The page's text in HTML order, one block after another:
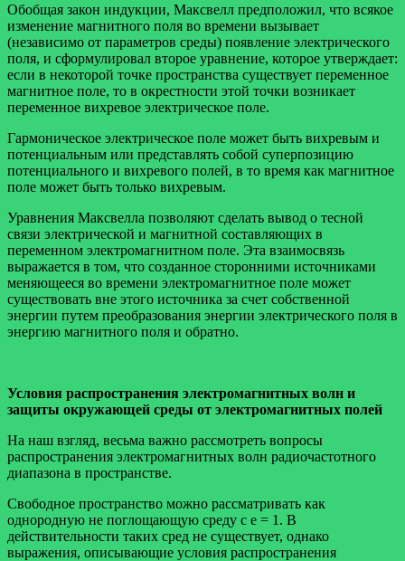
Обобщая закон индукции, Максвелл предположил, что всякое
изменение магнитного поля во времени вызывает
(независимо от параметров среды) появление электрического
поля, и сформулировал второе уравнение, которое утверждает:
если в некоторой точке пространства существует переменное
магнитное поле, то в окрестности этой точки возникает
переменное вихревое электрическое поле.
Гармоническое электрическое поле может быть вихревым и
потенциальным или представлять собой суперпозицию
потенциального и вихревого полей, в то время как магнитное
поле может быть только вихревым.
Уравнения Максвелла позволяют сделать вывод о тесной
связи электрической и магнитной составляющих в
переменном электромагнитном поле. Эта взаимосвязь
выражается в том, что созданное сторонними источниками
меняющееся во времени электромагнитное поле может
существовать вне этого источника за счет собственной
энергии путем преобразования энергии электрического поля в
энергию магнитного поля и обратно.
Условия распространения электромагнитных волн и
защиты окружающей среды от электромагнитных полей
На наш взгляд, весьма важно рассмотреть вопросы
распространения электромагнитных волн радиочастотного
диапазона в пространстве.
Свободное пространство можно рассматривать как
однородную не поглощающую среду с e = 1. В
действительности таких сред не существует, однако
выражения, описывающие условия распространения